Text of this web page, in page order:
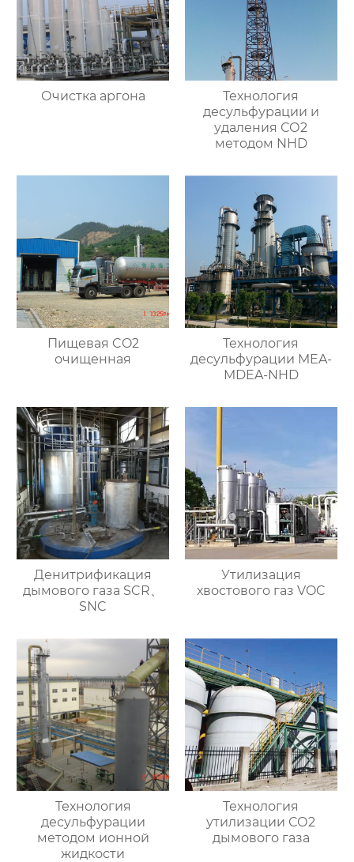
Очистка аргона
Технология
десульфурации и
удаления СО2
методом NHD
Пищевая CO2
очищенная
Технология
десульфурации MEA-
MDEA-NHD
Денитрификация
дымового газа SCR、
SNC
Утилизация
хвостового газ VOC
Технология
десульфурации
методом ионной
жидкости
Технология
утилизации СО2
дымового газа